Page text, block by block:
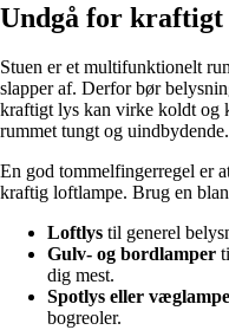
Undgå for kraftigt
Stuen er et multifunktionelt
slapper af. Derfor bør
kraftigt lys kan virke koldt og
rummet tungt og uindbydende.
En god tommelfingerregel er
kraftig loftlampe. Brug en
Loftlys til generel
Gulv- og bordlamper
dig mest.
Spotlys eller
bogreoler.